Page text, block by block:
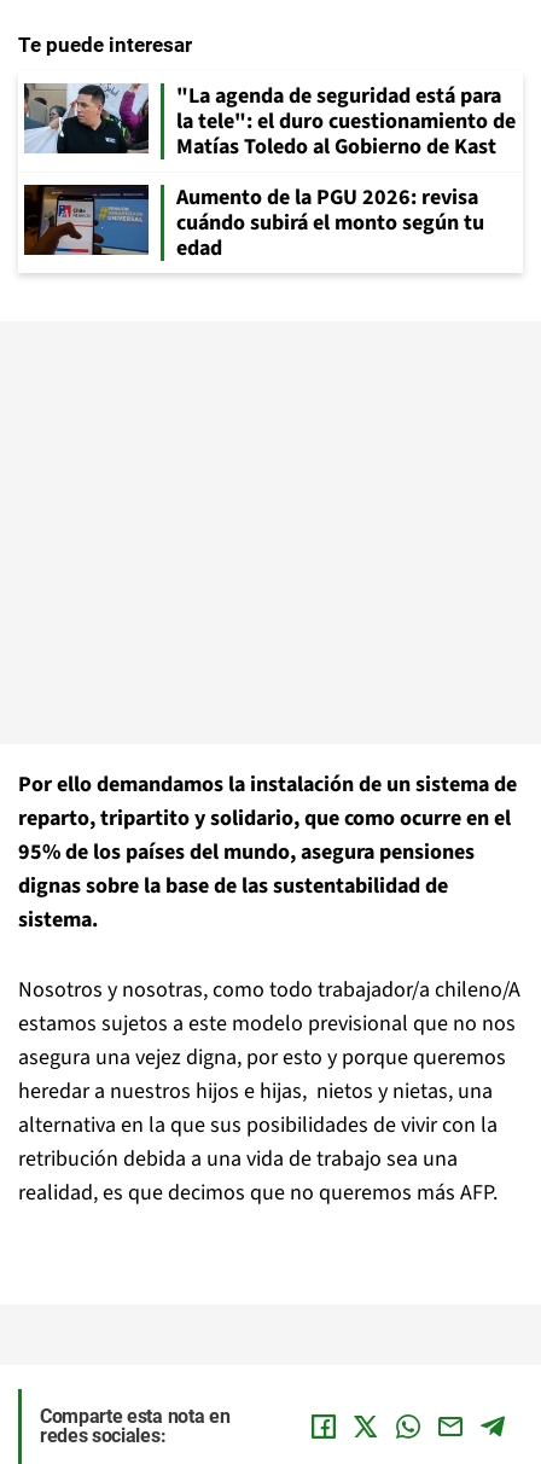
Te puede interesar
"La agenda de seguridad está para
la tele": el duro cuestionamiento de
Matías Toledo al Gobierno de Kast
Aumento de la PGU 2026: revisa
cuándo subirá el monto según tu
edad
Por ello demandamos la instalación de un sistema de
reparto, tripartito y solidario, que como ocurre en el
95% de los países del mundo, asegura pensiones
dignas sobre la base de las sustentabilidad de
sistema.
Nosotros y nosotras, como todo trabajador/a chileno/A
estamos sujetos a este modelo previsional que no nos
asegura una vejez digna, por esto y porque queremos
heredar a nuestros hijos e hijas, nietos y nietas, una
alternativa en la que sus posibilidades de vivir con la
retribución debida a una vida de trabajo sea una
realidad, es que decimos que no queremos más AFP.
Comparte esta nota en
redes sociales: